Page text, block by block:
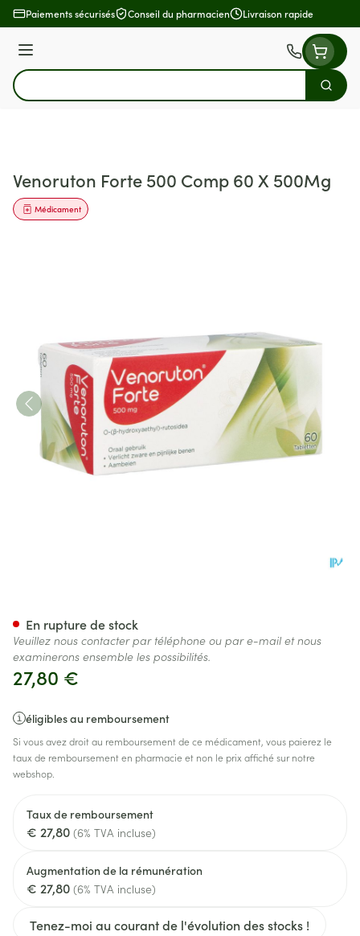
Aller au contenu
Paiements sécurisés Conseil du pharmacien Livraison rapide
Menu
Rechercher
Venoruton Forte 500 Comp 60 X 500Mg
Médicament
27,80 €
éligibles au remboursement
Si vous avez droit au remboursement de ce médicament, vous paierez le
taux de remboursement en pharmacie et non le prix affiché sur notre
webshop.
Taux de remboursement
€ 27,80 (6% TVA incluse)
Augmentation de la rémunération
€ 27,80 (6% TVA incluse)
Tenez-moi au courant de l'évolution des stocks !
En rupture de stock
Veuillez nous contacter par téléphone ou par e-mail et nous
examinerons ensemble les possibilités.